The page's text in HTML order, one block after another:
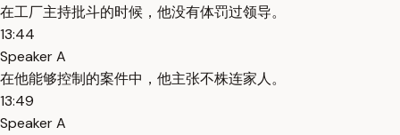
在工厂主持批斗的时候，他没有体罚过领导。
13:44
Speaker A
在他能够控制的案件中，他主张不株连家人。
13:49
Speaker A